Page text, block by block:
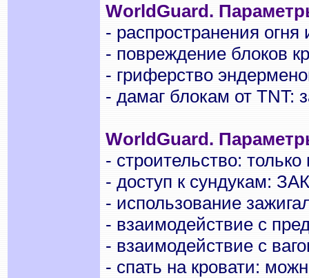
WorldGuard.
- распространения
- повреждение блоков
- гриферство
- дамаг блокам от TNT:
WorldGuard.
- строительство:
- доступ к сундукам:
- использование
- взаимодействие с
- взаимодействие с
- спать на кровати: